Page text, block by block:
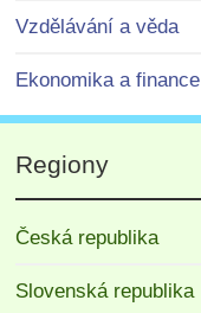
Vzdělávání a věda
Ekonomika a finance
Regiony
Česká republika
Slovenská republika